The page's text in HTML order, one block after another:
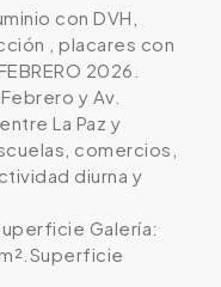
con DVH,
, placares con
2026.
y Av.
La Paz y
comercios,
diurna y
Galería: